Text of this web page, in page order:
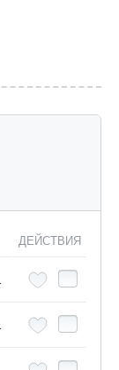
ДЕЙСТВИЯ